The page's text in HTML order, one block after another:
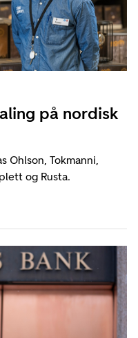
på nordisk
Ohlson, Tokmanni,
og Rusta.